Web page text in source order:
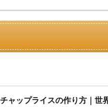
チャップライスの作り方｜世